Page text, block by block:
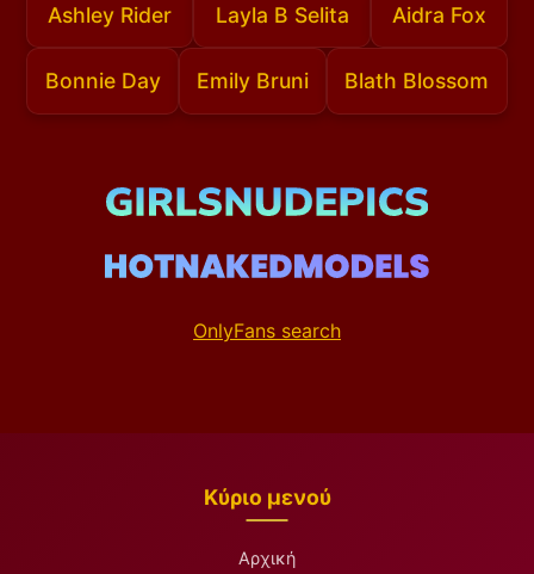
Ashley Rider Layla B Selita Aidra Fox
Bonnie Day Emily Bruni Blath Blossom
OnlyFans search
Κύριο μενού
Αρχική